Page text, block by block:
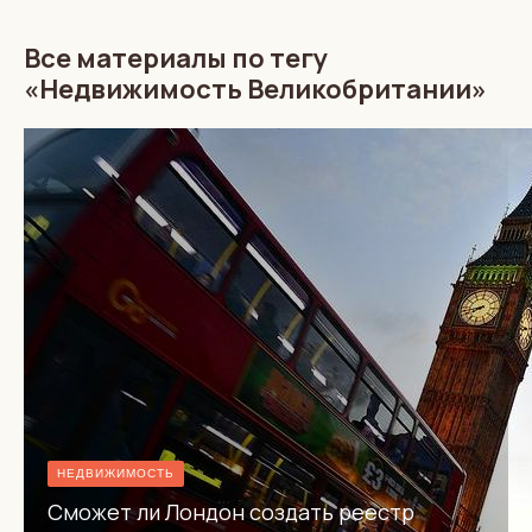
Все материалы по тегу
«Недвижимость Великобритании»
НЕДВИЖИМОСТЬ
Сможет ли Лондон создать реестр